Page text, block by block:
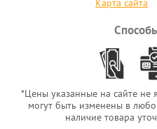
Карта сайта
*Цены указанные на сайте не
могут быть изменены в
наличие товара